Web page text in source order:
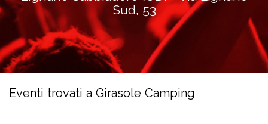
Sud, 53
Eventi trovati a Girasole Camping